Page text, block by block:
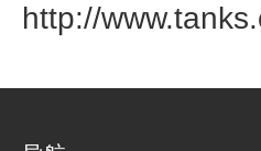
http://